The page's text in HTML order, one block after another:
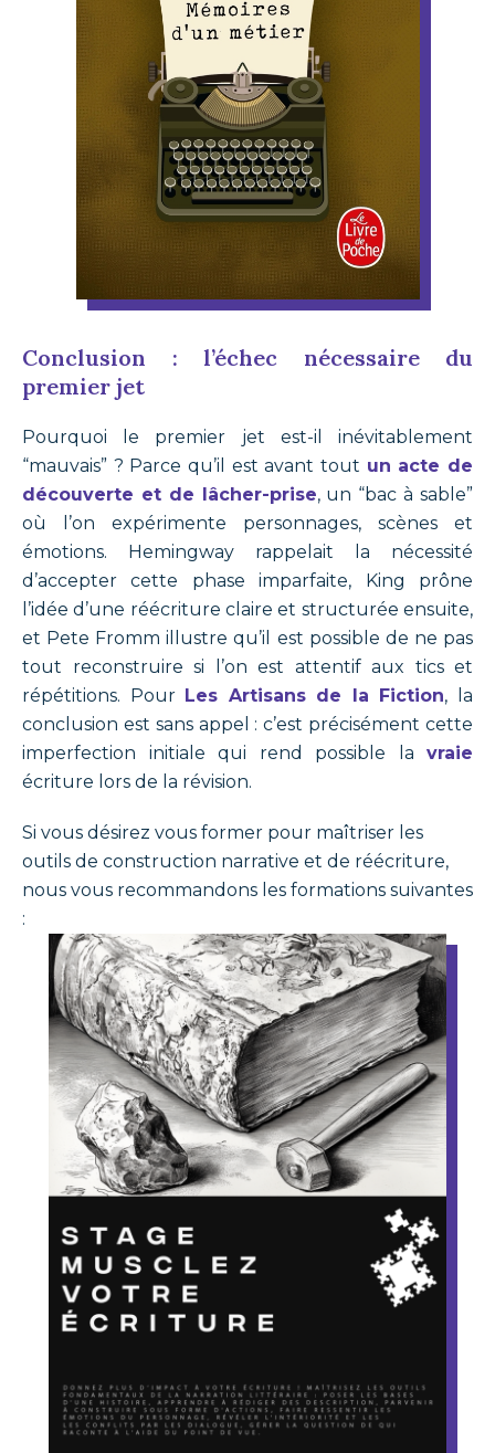
Conclusion : l’échec nécessaire du
premier jet
Pourquoi le premier jet est-il inévitablement
“mauvais” ? Parce qu’il est avant tout un acte de
découverte et de lâcher-prise, un “bac à sable”
où l’on expérimente personnages, scènes et
émotions. Hemingway rappelait la nécessité
d’accepter cette phase imparfaite, King prône
l’idée d’une réécriture claire et structurée ensuite,
et Pete Fromm illustre qu’il est possible de ne pas
tout reconstruire si l’on est attentif aux tics et
répétitions. Pour Les Artisans de la Fiction, la
conclusion est sans appel : c’est précisément cette
imperfection initiale qui rend possible la vraie
écriture lors de la révision.
Si vous désirez vous former pour maîtriser les
outils de construction narrative et de réécriture,
nous vous recommandons les formations suivantes
: